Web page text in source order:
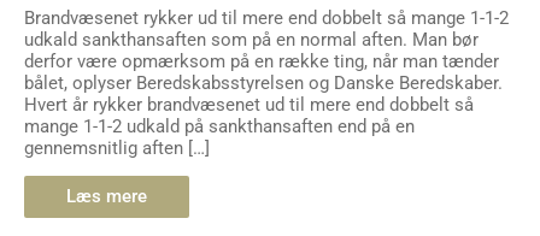
Brandvæsenet rykker ud til mere end dobbelt så mange 1-1-2
udkald sankthansaften som på en normal aften. Man bør
derfor være opmærksom på en række ting, når man tænder
bålet, oplyser Beredskabsstyrelsen og Danske Beredskaber.
Hvert år rykker brandvæsenet ud til mere end dobbelt så
mange 1-1-2 udkald på sankthansaften end på en
gennemsnitlig aften […]
Læs mere